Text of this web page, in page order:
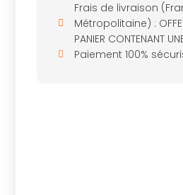
Frais de livraison
Métropolitaine) :
PANIER CONTENANT
Paiement 100%